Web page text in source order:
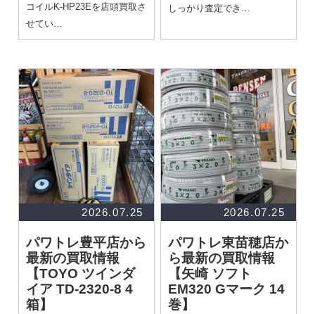
コイルK-HP23Eを店頭買取さ
せてい…
しっかり査定でき…
2026.07.25
パワトレ豊平店から
最新の買取情報
【TOYO ツインダ
イア TD-2320-8 4
箱】
2026.07.25
パワトレ東苗穂店か
ら最新の買取情報
【矢崎 ソフト
EM320 Gマーク 14
巻】